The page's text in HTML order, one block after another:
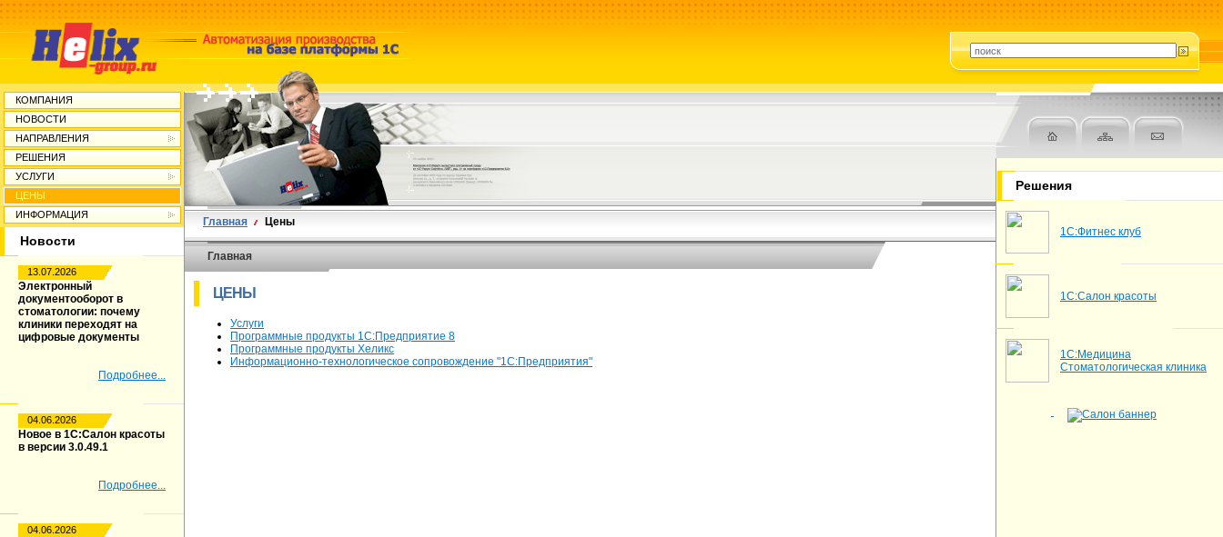
КОМПАНИЯ
НОВОСТИ
НАПРАВЛЕНИЯ
РЕШЕНИЯ
УСЛУГИ
ЦЕНЫ
ИНФОРМАЦИЯ
Новости
13.07.2026
Электронный
документооборот в
стоматологии: почему
клиники переходят на
цифровые документы
Подробнее...
04.06.2026
Новое в 1С:Салон красоты
в версии 3.0.49.1
Подробнее...
04.06.2026
Главная Цены
Главная
ЦЕНЫ
Услуги
Программные продукты 1С:Предприятие 8
Программные продукты Хеликс
Информационно-технологическое сопровождение "1С:Предприятия"
Решения
1С:Фитнес клуб
1С:Салон красоты
1С:Медицина
Стоматологическая клиника